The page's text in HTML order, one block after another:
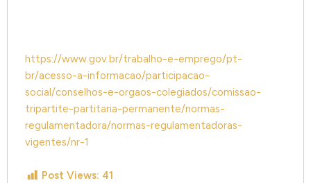
https://www.gov.br/trabalho-e-emprego/pt-
br/acesso-a-informacao/participacao-
social/conselhos-e-orgaos-colegiados/comissao-
tripartite-partitaria-permanente/normas-
regulamentadora/normas-regulamentadoras-
vigentes/nr-1
Post Views: 41